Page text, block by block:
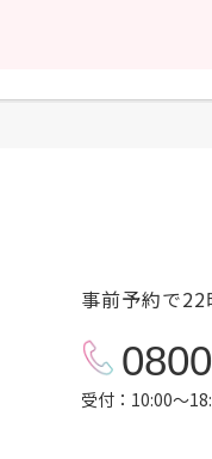
事前予約で
受付：10:00～